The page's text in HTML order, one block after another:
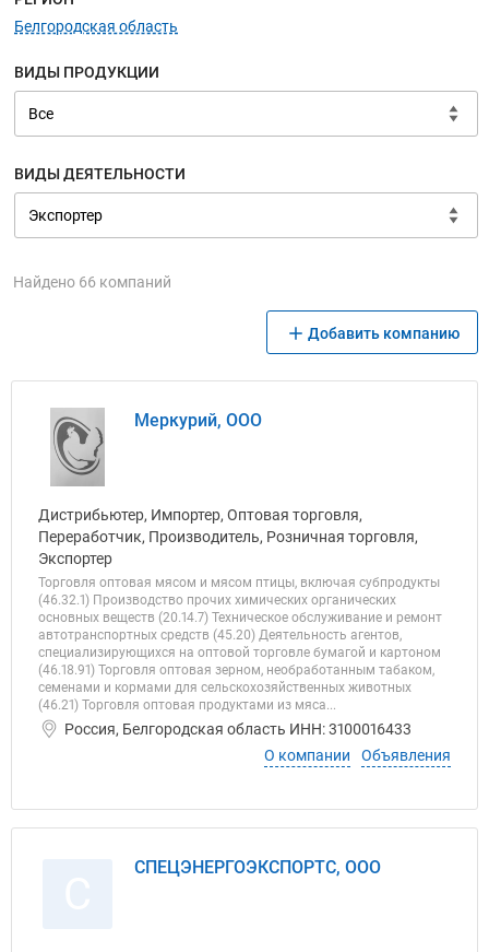
Белгородская область
ВИДЫ ПРОДУКЦИИ
ВИДЫ ДЕЯТЕЛЬНОСТИ
Найдено 66 компаний
Добавить компанию
Меркурий, ООО
Дистрибьютер, Импортер, Оптовая торговля,
Переработчик, Производитель, Розничная торговля,
Экспортер
Торговля оптовая мясом и мясом птицы, включая субпродукты
(46.32.1) Производство прочих химических органических
основных веществ (20.14.7) Техническое обслуживание и ремонт
автотранспортных средств (45.20) Деятельность агентов,
специализирующихся на оптовой торговле бумагой и картоном
(46.18.91) Торговля оптовая зерном, необработанным табаком,
семенами и кормами для сельскохозяйственных животных
(46.21) Торговля оптовая продуктами из мяса...
Россия, Белгородская область ИНН: 3100016433
О компании
Объявления
СПЕЦЭНЕРГОЭКСПОРТС, ООО